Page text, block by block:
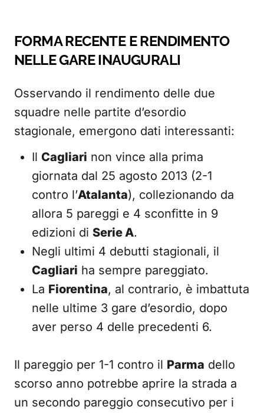
FORMA RECENTE E RENDIMENTO
NELLE GARE INAUGURALI
Osservando il rendimento delle due
squadre nelle partite d’esordio
stagionale, emergono dati interessanti:
Il Cagliari non vince alla prima
giornata dal 25 agosto 2013 (2-1
contro l’Atalanta), collezionando da
allora 5 pareggi e 4 sconfitte in 9
edizioni di Serie A.
Negli ultimi 4 debutti stagionali, il
Cagliari ha sempre pareggiato.
La Fiorentina, al contrario, è imbattuta
nelle ultime 3 gare d’esordio, dopo
aver perso 4 delle precedenti 6.
Il pareggio per 1-1 contro il Parma dello
scorso anno potrebbe aprire la strada a
un secondo pareggio consecutivo per i